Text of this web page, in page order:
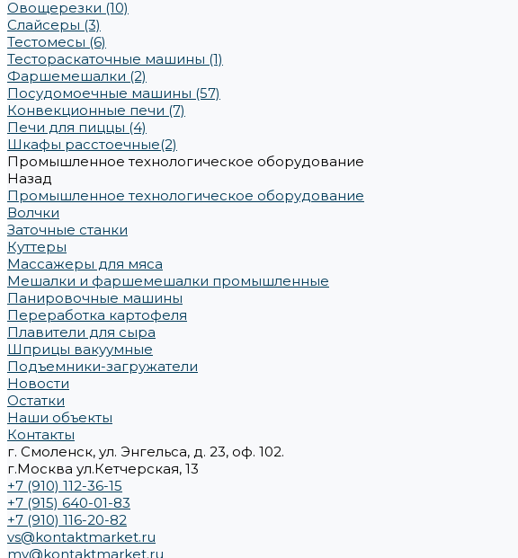
Овощерезки (10)
Слайсеры (3)
Тестомесы (6)
Тестораскаточные машины (1)
Фаршемешалки (2)
Посудомоечные машины (57)
Конвекционные печи (7)
Печи для пиццы (4)
Шкафы расстоечные(2)
Промышленное технологическое оборудование
Назад
Промышленное технологическое оборудование
Волчки
Заточные станки
Куттеры
Массажеры для мяса
Мешалки и фаршемешалки промышленные
Панировочные машины
Переработка картофеля
Плавители для сыра
Шприцы вакуумные
Подъемники-загружатели
Новости
Остатки
Наши объекты
Контакты
г. Смоленск, ул. Энгельса, д. 23, оф. 102.
г.Москва ул.Кетчерская, 13
+7 (910) 112-36-15
+7 (915) 640-01-83
+7 (910) 116-20-82
vs@kontaktmarket.ru
mv@kontaktmarket.ru